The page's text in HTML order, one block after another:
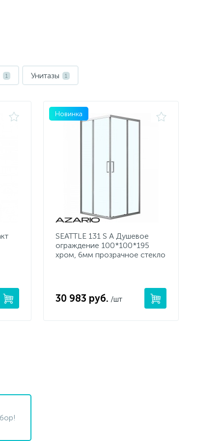
1 Унитазы 1
Новинка
SEATTLE 131 S A Душевое
ограждение 100*100*195
хром, 6мм прозрачное стекло
30 983 руб. /шт